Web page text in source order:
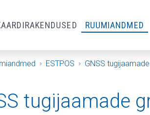
RUUMIANDMED
ESTPOS GNSS
tugijaamade